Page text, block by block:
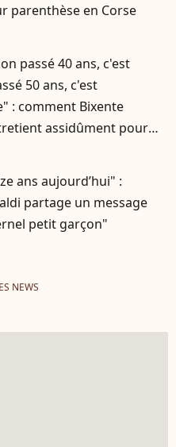
parenthèse en Corse
passé 40 ans, c'est
50 ans, c'est
: comment Bixente
assidûment pour
56 ans ?
ans aujourd’hui" :
partage un message
petit garçon"
NEWS